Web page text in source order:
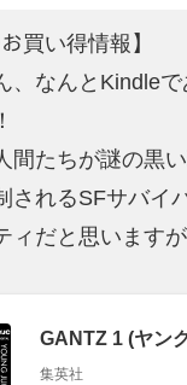
買い得情報】
、なんとKindleで
間たちが謎の黒
されるSFサバイ
ィだと思います
GANTZ 1 (ヤン
集英社